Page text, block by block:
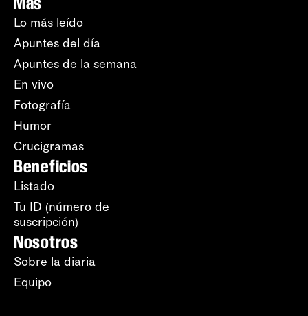
Lo más leído
Apuntes del día
Apuntes de la semana
En vivo
Fotografía
Humor
Crucigramas
Beneficios
Listado
Tu ID (número de
suscripción)
Nosotros
Sobre la diaria
Equipo